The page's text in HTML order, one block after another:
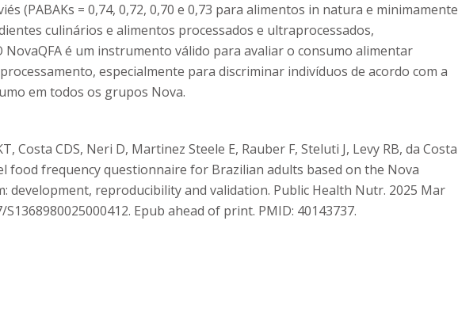
(PABAKs = 0,74, 0,72, 0,70 e 0,73 para alimentos in natura e minimamente
culinários e alimentos processados e ultraprocessados,
NovaQFA é um instrumento válido para avaliar o consumo alimentar
especialmente para discriminar indivíduos de acordo com a
em todos os grupos Nova.
Costa CDS, Neri D, Martinez Steele E, Rauber F, Steluti J, Levy RB, da Costa
food frequency questionnaire for Brazilian adults based on the Nova
development, reproducibility and validation. Public Health Nutr. 2025 Mar
S1368980025000412. Epub ahead of print. PMID: 40143737.